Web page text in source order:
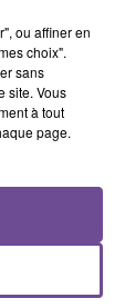
ou affiner en
choix".
sans
site. Vous
à tout
page.